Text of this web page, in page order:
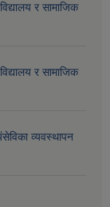
र सामाजिक
र सामाजिक
व्यवस्थापन